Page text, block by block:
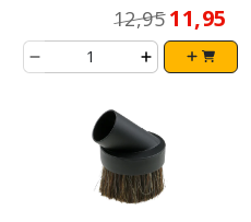
12,95 11,95